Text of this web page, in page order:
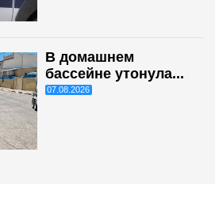
В домашнем
бассейне утонула...
07.08.2026